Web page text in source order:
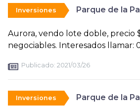
Inversiones Parque de la
Aurora, vendo lote doble, precio
negociables. Interesados llamar:
Publicado: 2021/03/26
Inversiones Parque de la